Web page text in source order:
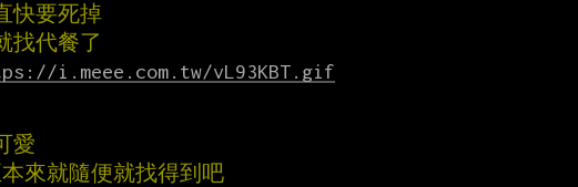
快要死掉
找代餐了
i.meee.com.tw/vL93KBT.gif
愛
來就隨便就找得到吧